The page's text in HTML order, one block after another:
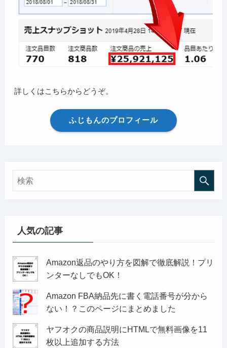
詳しくはこちらからどうぞ。
ふじもんのプロフィール
人気の記事
Amazon返品のやり方を図解で徹底解説！プリ
ンターなしでもOK！
Amazon FBA納品先に書く電話番号が分から
ない！？このページにまとめました
ヤフオクの商品説明にHTMLで無料画像を11
枚以上追加する方法